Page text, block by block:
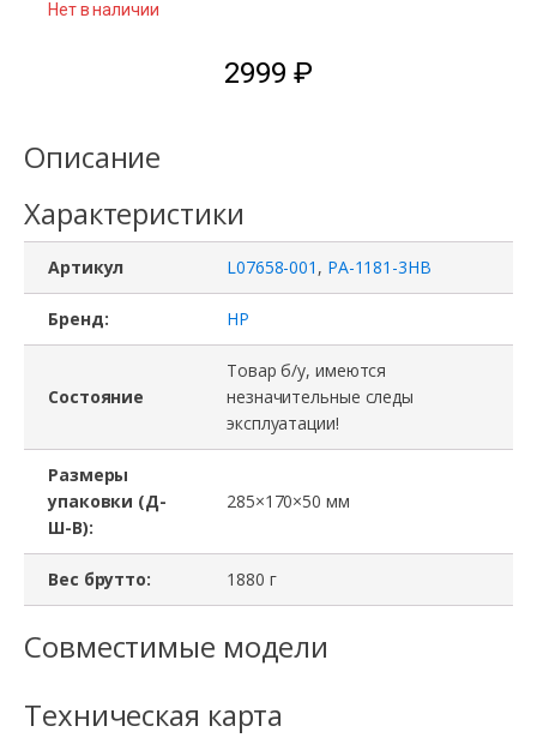
Нет в наличии
2999 ₽
Описание
Характеристики
Артикул L07658-001 , PA-1181-3HB
Бренд: HP
Состояние
Товар б/у, имеются
незначительные следы
эксплуатации!
Размеры
упаковки (Д-
Ш-В):
285×170×50 мм
Вес брутто: 1880 г
Совместимые модели
Техническая карта